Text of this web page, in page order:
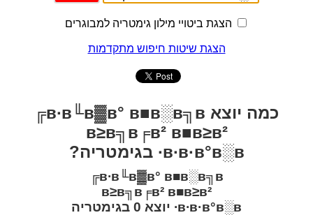
הצגת ביטויי מילון גימטריה למבוגרים
הצגת שיטות חיפוש מתקדמות
כמה יוצא в∙в╙в▓в° в■в░в╗в╔
в≥в╗в╒в² в■в≥в²
в∙в·в°в░в∙ בגימטריה?
в∙в╙в▓в° в■в░в╗в╔
в≥в╗в╒в² в■в≥в²
в∙в·в°в░в∙ יוצא 0 בגימטריה